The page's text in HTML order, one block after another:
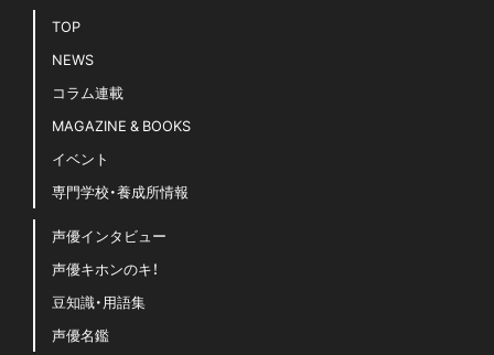
TOP
NEWS
コラム連載
MAGAZINE & BOOKS
イベント
専門学校・養成所情報
声優インタビュー
声優キホンのキ！
豆知識・用語集
声優名鑑